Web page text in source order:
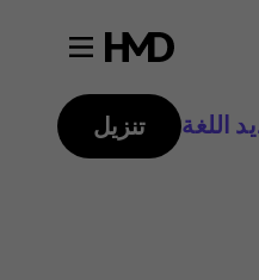
اللغة تنزيل